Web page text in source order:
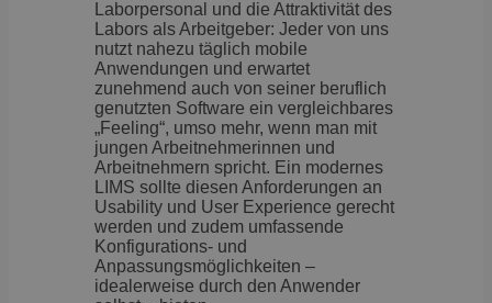
Laborpersonal und die Attraktivität des
Labors als Arbeitgeber: Jeder von uns
nutzt nahezu täglich mobile
Anwendungen und erwartet
zunehmend auch von seiner beruflich
genutzten Software ein vergleichbares
„Feeling“, umso mehr, wenn man mit
jungen Arbeitnehmerinnen und
Arbeitnehmern spricht. Ein modernes
LIMS sollte diesen Anforderungen an
Usability und User Experience gerecht
werden und zudem umfassende
Konfigurations- und
Anpassungsmöglichkeiten –
idealerweise durch den Anwender